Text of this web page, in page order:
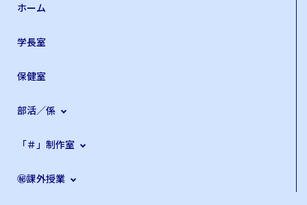
ホーム
学長室
保健室
部活／係
「＃」制作室
㊙課外授業